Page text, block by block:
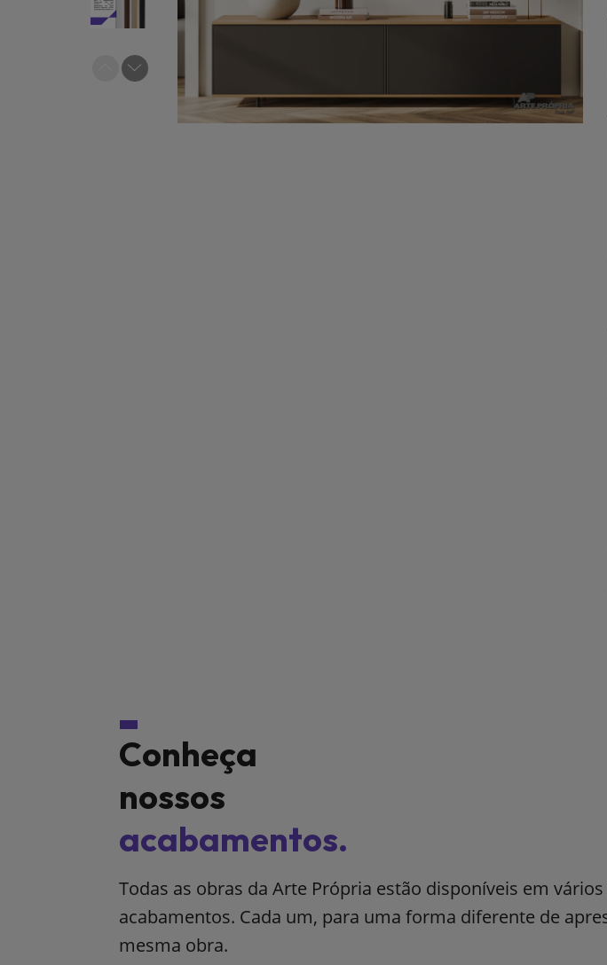
Conheça
nossos
acabamentos.
Todas as obras da Arte Própria estão disponíveis em
acabamentos. Cada um, para uma forma diferente de
mesma obra.